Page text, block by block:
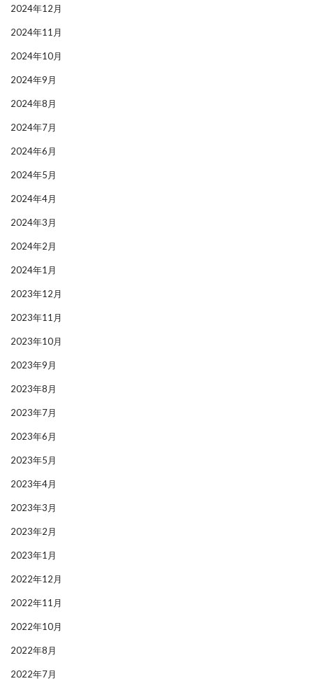
2024年12月
2024年11月
2024年10月
2024年9月
2024年8月
2024年7月
2024年6月
2024年5月
2024年4月
2024年3月
2024年2月
2024年1月
2023年12月
2023年11月
2023年10月
2023年9月
2023年8月
2023年7月
2023年6月
2023年5月
2023年4月
2023年3月
2023年2月
2023年1月
2022年12月
2022年11月
2022年10月
2022年8月
2022年7月